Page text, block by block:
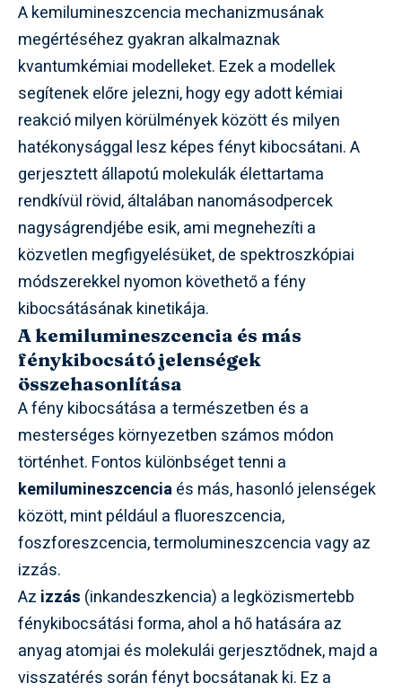
A kemilumineszcencia mechanizmusának
megértéséhez gyakran alkalmaznak
kvantumkémiai modelleket. Ezek a modellek
segítenek előre jelezni, hogy egy adott kémiai
reakció milyen körülmények között és milyen
hatékonysággal lesz képes fényt kibocsátani. A
gerjesztett állapotú molekulák élettartama
rendkívül rövid, általában nanomásodpercek
nagyságrendjébe esik, ami megnehezíti a
közvetlen megfigyelésüket, de spektroszkópiai
módszerekkel nyomon követhető a fény
kibocsátásának kinetikája.
A kemilumineszcencia és más
fénykibocsátó jelenségek
összehasonlítása
A fény kibocsátása a természetben és a
mesterséges környezetben számos módon
történhet. Fontos különbséget tenni a
kemilumineszcenciaés más, hasonló jelenségek
között, mint például a fluoreszcencia,
foszforeszcencia, termolumineszcencia vagy az
izzás.
Az izzás (inkandeszkencia) a legközismertebb
fénykibocsátási forma, ahol a hő hatására az
anyag atomjai és molekulái gerjesztődnek, majd a
visszatérés során fényt bocsátanak ki. Ez a